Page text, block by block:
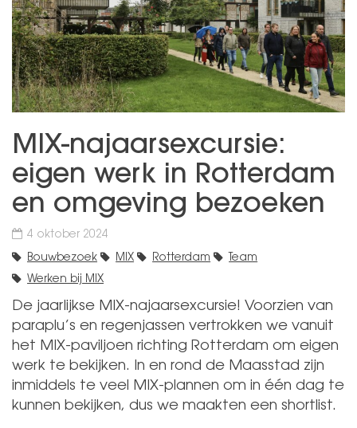
MIX-najaarsexcursie:
eigen werk in Rotterdam
en omgeving bezoeken
4 oktober 2024
Bouwbezoek MIX Rotterdam
Team
Werken bij MIX
De jaarlijkse MIX-najaarsexcursie! Voorzien van
paraplu’s en regenjassen vertrokken we vanuit
het MIX-paviljoen richting Rotterdam om eigen
werk te bekijken. In en rond de Maasstad zijn
inmiddels te veel MIX-plannen om in één dag te
kunnen bekijken, dus we maakten een shortlist.